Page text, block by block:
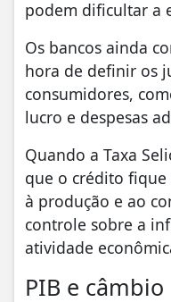
podem dificultar a
Os bancos ainda
hora de definir os
consumidores,
lucro e despesas
Quando a Taxa
que o crédito
à produção e ao
controle sobre a
atividade
PIB e câmbio